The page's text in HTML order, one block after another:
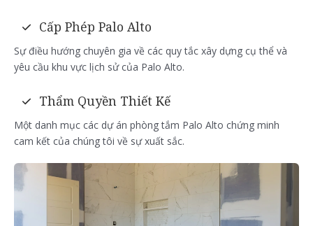
Cấp Phép Palo Alto
Sự điều hướng chuyên gia về các quy tắc xây dựng cụ thể và
yêu cầu khu vực lịch sử của Palo Alto.
Thẩm Quyền Thiết Kế
Một danh mục các dự án phòng tắm Palo Alto chứng minh
cam kết của chúng tôi về sự xuất sắc.